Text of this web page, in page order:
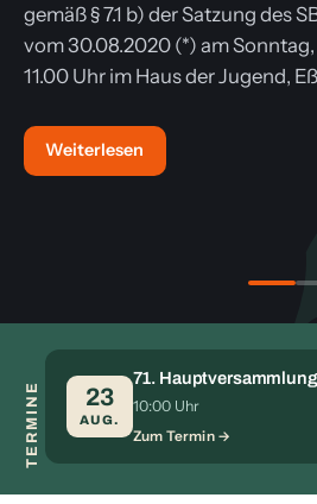
gemäß § 7.1 b) der Satzung des
vom 30.08.2020 (*) am
11.00 Uhr im Haus der Jugend,
Weiterlesen
TERMINE 23
AUG.
71.
10:00 Uhr
Zum Termin